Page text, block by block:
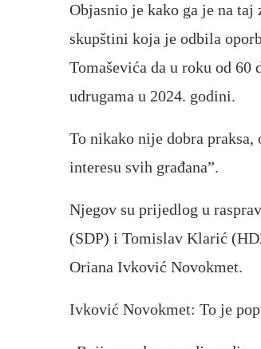
Objasnio je kako ga je na taj
skupštini koja je odbila
Tomaševića da u roku od 60
udrugama u 2024. godini.
To nikako nije dobra
interesu svih građana”.
Njegov su prijedlog u
(SDP) i Tomislav Klarić
Oriana Ivković Novokmet.
Ivković Novokmet: To je